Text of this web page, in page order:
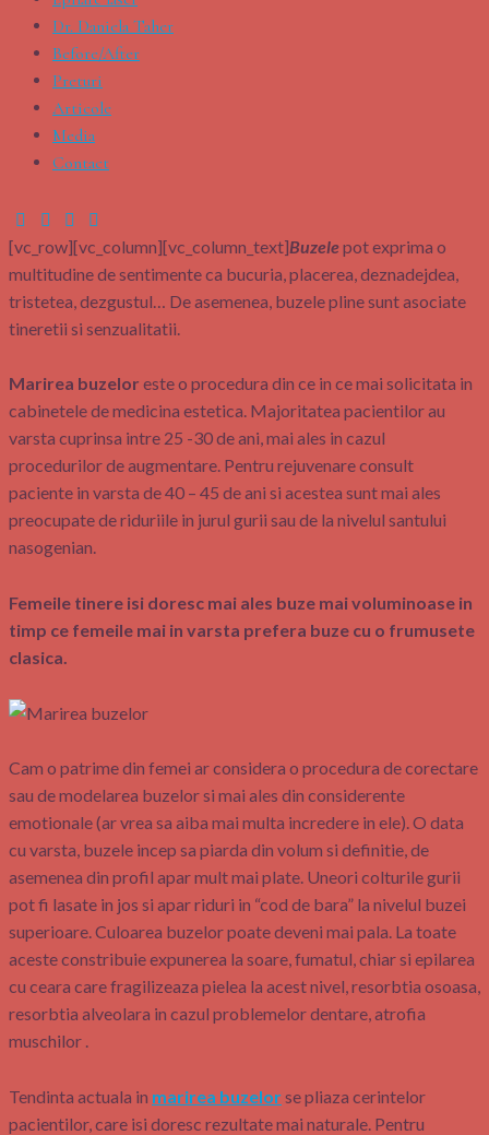
Dr. Daniela Taher
Before/After
Preturi
Articole
Media
Contact
[vc_row][vc_column][vc_column_text]Buzelepot exprima o
multitudine de sentimente ca bucuria, placerea, deznadejdea,
tristetea, dezgustul… De asemenea, buzele pline sunt asociate
tineretii si senzualitatii.
Marirea buzelor este o procedura din ce in ce mai solicitata in
cabinetele de medicina estetica. Majoritatea pacientilor au
varsta cuprinsa intre 25 -30 de ani, mai ales in cazul
procedurilor de augmentare. Pentru rejuvenare consult
paciente in varsta de 40 – 45 de ani si acestea sunt mai ales
preocupate de riduriile in jurul gurii sau de la nivelul santului
nasogenian.
Femeile tinere isi doresc mai ales buze mai voluminoase in
timp ce femeile mai in varsta prefera buze cu o frumusete
clasica.
Cam o patrime din femei ar considera o procedura de corectare
sau de modelarea buzelor si mai ales din considerente
emotionale (ar vrea sa aiba mai multa incredere in ele). O data
cu varsta, buzele incep sa piarda din volum si definitie, de
asemenea din profil apar mult mai plate. Uneori colturile gurii
pot fi lasate in jos si apar riduri in “cod de bara” la nivelul buzei
superioare. Culoarea buzelor poate deveni mai pala. La toate
aceste constribuie expunerea la soare, fumatul, chiar si epilarea
cu ceara care fragilizeaza pielea la acest nivel, resorbtia osoasa,
resorbtia alveolara in cazul problemelor dentare, atrofia
muschilor .
Tendinta actuala in marirea buzelorse pliaza cerintelor
pacientilor, care isi doresc rezultate mai naturale. Pentru